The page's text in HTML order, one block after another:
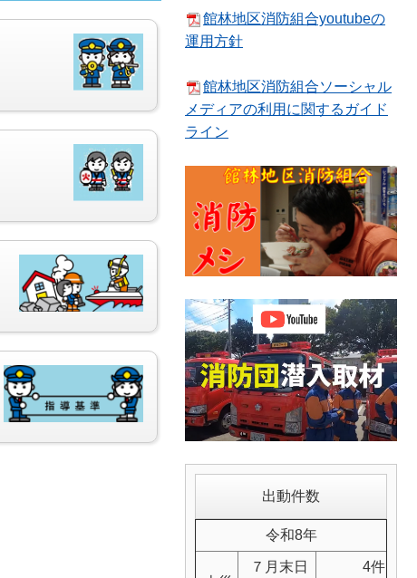
館林地区消防組合youtubeの
運用方針
館林地区消防組合ソーシャル
メディアの利用に関するガイド
ライン
出動件数
令和8年
７月末日 4件